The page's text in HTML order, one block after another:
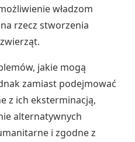
władzom
rzecz stworzenia
jakie mogą
zamiast podejmować
z ich eksterminacją,
alternatywnych
i zgodne z